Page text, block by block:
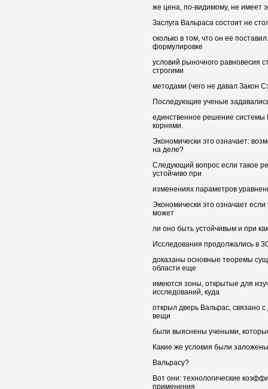
же цена, по-видимому, не имеет
Заслуга Вальраса состоит не
сколько в том, что он ее
формулировке
условий рыночного равновесия
строгими
методами (чего не давал Закон
Последующие ученые
единственное решение
корнями.
Экономически это означает:
на деле?
Следующий вопрос если такое
устойчиво при
изменениях параметров
Экономически это означает
может
ли оно быть устойчивым и при
Исследования продолжались в
доказаны основные теоремы
области еще
имеются зоны, открытые для
исследований, куда
открыл дверь Вальрас, связано
вещи
были выяснены учеными,
Какие же условия были
Вальрасу?
Вот они: технологические
применения